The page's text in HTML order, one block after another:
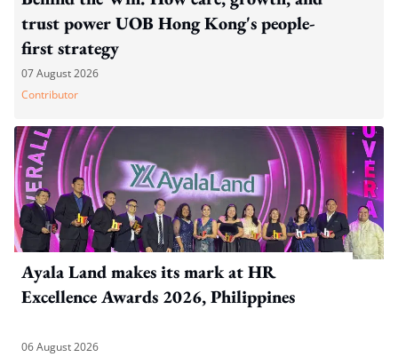
trust power UOB Hong Kong's people-
first strategy
07 August 2026
Contributor
Ayala Land makes its mark at HR
Excellence Awards 2026, Philippines
06 August 2026